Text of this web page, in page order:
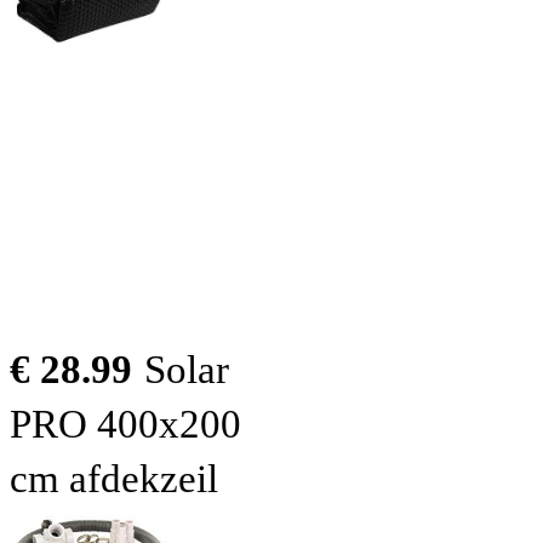
€ 28.99 Solar
PRO 400x200
cm afdekzeil